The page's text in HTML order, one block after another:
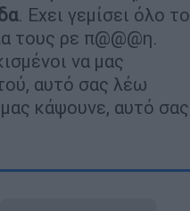
. Εχει γεμίσει όλο το
τους ρε π@@@η.
να μας
αυτό σας λέω
κάψουνε, αυτό σας